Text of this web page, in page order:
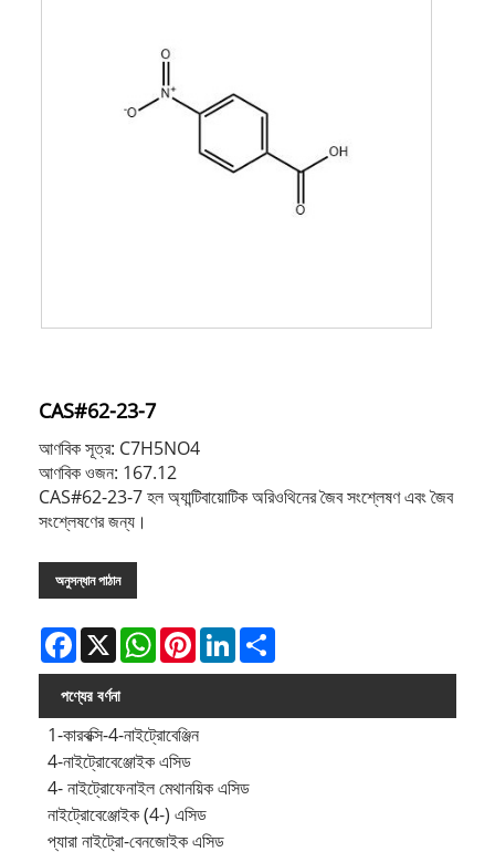
CAS#62-23-7
আণবিক সূত্র: C7H5NO4
আণবিক ওজন: 167.12
CAS#62-23-7 হল অ্যান্টিবায়োটিক অরিওথিনের জৈব সংশ্লেষণ এবং জৈব
সংশ্লেষণের জন্য।
অনুসন্ধান পাঠান
Facebook
X WhatsAppPinterestLinkedIn
পণ্যের বর্ণনা
1-কারবক্সি-4-নাইট্রোবেঞ্জিন
4-নাইট্রোবেঞ্জোইক এসিড
4- নাইট্রোফেনাইল মেথানয়িক এসিড
নাইট্রোবেঞ্জোইক (4-) এসিড
প্যারা নাইট্রো-বেনজোইক এসিড